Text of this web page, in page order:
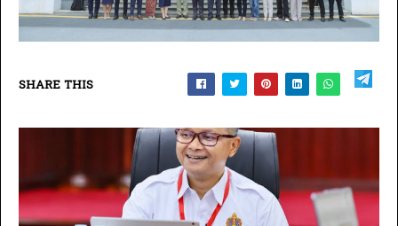
SHARE THIS